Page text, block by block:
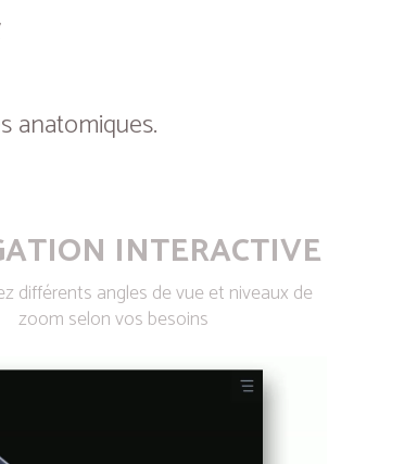
anatomiques.
INTERACTIVE
différents angles de vue et niveaux de
zoom selon vos besoins